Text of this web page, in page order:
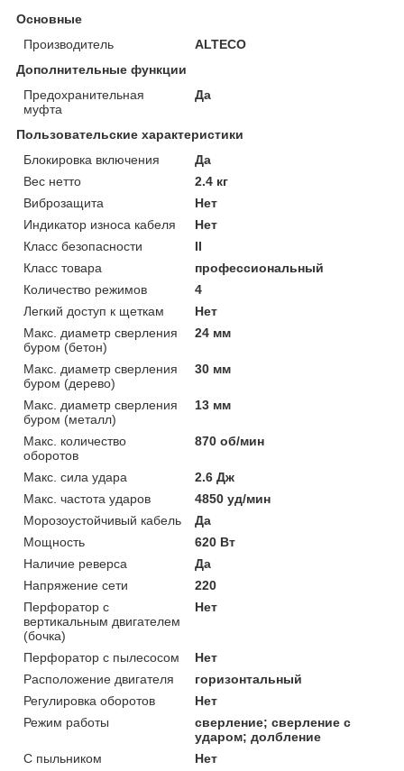
Основные
Производитель
ALTECO
Дополнительные функции
Предохранительная
муфта
Да
Пользовательские характеристики
Блокировка включения
Да
Вес нетто
2.4 кг
Виброзащита
Нет
Индикатор износа кабеля
Нет
Класс безопасности
II
Класс товара
профессиональный
Количество режимов
4
Легкий доступ к щеткам
Нет
Макс. диаметр сверления
буром (бетон)
24 мм
Макс. диаметр сверления
буром (дерево)
30 мм
Макс. диаметр сверления
буром (металл)
13 мм
Макс. количество
оборотов
870 об/мин
Макс. сила удара
2.6 Дж
Макс. частота ударов
4850 уд/мин
Морозоустойчивый кабель
Да
Мощность
620 Вт
Наличие реверса
Да
Напряжение сети
220
Перфоратор с
вертикальным двигателем
(бочка)
Нет
Перфоратор с пылесосом
Нет
Расположение двигателя
горизонтальный
Регулировка оборотов
Нет
Режим работы
сверление; сверление с
ударом; долбление
С пыльником
Нет